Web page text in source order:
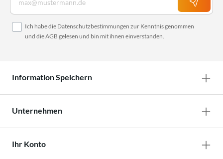
Ich habe die Datenschutzbestimmungen zur Kenntnis genommen
und dieAGB gelesen und bin mit ihnen einverstanden.
Information Speichern
Unternehmen
Ihr Konto